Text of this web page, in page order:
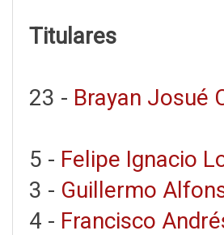
Titulares
23 - Brayan Josué
5 - Felipe Ignacio
3 - Guillermo
4 - Francisco